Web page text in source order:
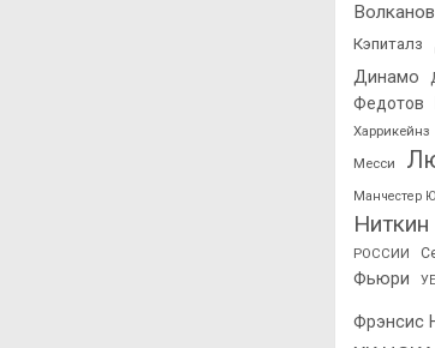
Кэпиталз
Динамо
Федотов
Харрикейнз
Месси
Манчестер
Ниткин
РОССИИ
Фьюри
Фрэнсис